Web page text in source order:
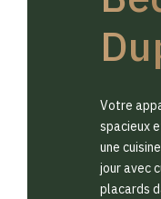
Votre
spacieux
une
jour avec
placards